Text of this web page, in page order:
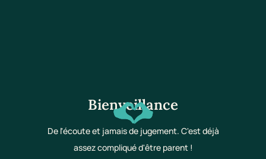
Bienveillance
De l'écoute et jamais de jugement. C'est déjà
assez compliqué d'être parent !